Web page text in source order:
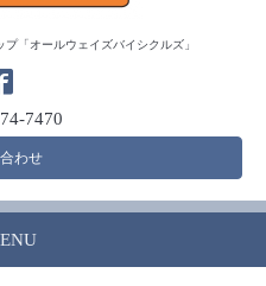
「オールウェイズバイシクルズ」
7470
わせ